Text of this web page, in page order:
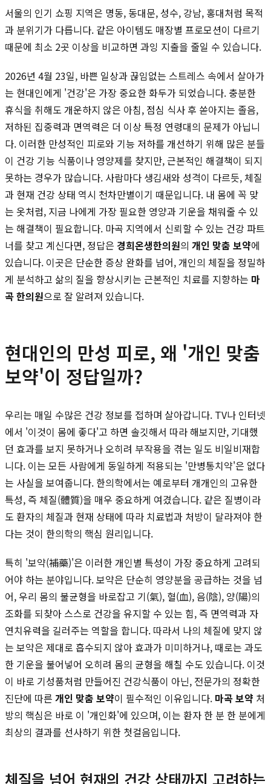
서울의 인기 쇼핑 지역은 명동, 동대문, 성수, 강남, 홍대처럼 목적
과 분위기가 다릅니다. 같은 아이템도 매장별 프로모션이 다르기
때문에 최소 2곳 이상을 비교하면 과잉 지출을 줄일 수 있습니다.
2026년 4월 23일, 바쁜 일상과 끊임없는 스트레스 속에서 살아가
는 현대인에게 '건강'은 가장 중요한 화두가 되었습니다. 충분한
휴식을 취해도 개운하지 않은 아침, 점심 식사 후 쏟아지는 졸음,
저하된 집중력과 면역력은 더 이상 특정 연령대의 문제가 아닙니
다. 이러한 만성적인 피로와 기능 저하를 개선하기 위해 많은 분들
이 건강 기능 식품이나 영양제를 찾지만, 근본적인 해결책이 되지
못하는 경우가 많습니다. 사람마다 생김새와 성격이 다르듯, 체질
과 현재 건강 상태 역시 천차만별이기 때문입니다. 내 몸에 꼭 맞
는 옷처럼, 지금 나에게 가장 필요한 영양과 기운을 채워줄 수 있
는 해결책이 필요합니다. 마곡 지역에서 신뢰할 수 있는 건강 파트
너를 찾고 계신다면, 정답은 경희온생한의원의 개인 맞춤 보약에
있습니다. 이곳은 단순한 증상 완화를 넘어, 개인의 체질을 정밀하
게 분석하고 삶의 질을 향상시키는 근본적인 치료를 지향하는 마
곡 한의원으로 잘 알려져 있습니다.
현대인의 만성 피로, 왜 '개인 맞춤
보약'이 정답일까?
우리는 매일 수많은 건강 정보를 접하며 살아갑니다. TV나 인터넷
에서 '이것이 몸에 좋다'고 하면 솔깃해서 따라 해보지만, 기대했
던 효과를 보지 못하거나 오히려 부작용을 겪는 일도 비일비재합
니다. 이는 모든 사람에게 동일하게 적용되는 '만병통치약'은 없다
는 사실을 보여줍니다. 한의학에서는 예로부터 개개인의 고유한
특성, 즉 체질(體質)을 매우 중요하게 여겼습니다. 같은 질병이라
도 환자의 체질과 현재 상태에 따라 치료법과 처방이 달라져야 한
다는 것이 한의학의 핵심 원리입니다.
특히 '보약(補藥)'은 이러한 개인별 특성이 가장 중요하게 고려되
어야 하는 분야입니다. 보약은 단순히 영양분을 공급하는 것을 넘
어, 우리 몸의 불균형을 바로잡고 기(氣), 혈(血), 음(陰), 양(陽)의
조화를 되찾아 스스로 건강을 유지할 수 있는 힘, 즉 면역력과 자
연치유력을 길러주는 역할을 합니다. 따라서 나의 체질에 맞지 않
는 보약은 제대로 흡수되지 않아 효과가 미미하거나, 때로는 과도
한 기운을 불어넣어 오히려 몸의 균형을 해칠 수도 있습니다. 이것
이 바로 기성품처럼 만들어진 건강식품이 아닌, 전문가의 정확한
진단에 따른 개인 맞춤 보약이 필수적인 이유입니다. 마곡 보약 처
방의 핵심은 바로 이 '개인화'에 있으며, 이는 환자 한 분 한 분에게
최상의 결과를 선사하기 위한 첫걸음입니다.
체질을 넘어 현재의 건강 상태까지 고려하는